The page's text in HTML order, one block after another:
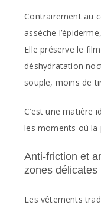
Contrairement au
assèche
Elle préserve le
déshydratation
souple, moins de
C’est une matière
les moments où la
Anti-friction et
zones délicates
Les vêtements